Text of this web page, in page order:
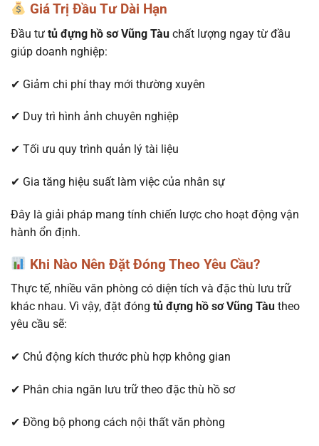
Giá Trị Đầu Tư Dài Hạn
Đầu tư tủ đựng hồ sơ Vũng Tàu chất lượng ngay từ đầu
giúp doanh nghiệp:
✔ Giảm chi phí thay mới thường xuyên
✔ Duy trì hình ảnh chuyên nghiệp
✔ Tối ưu quy trình quản lý tài liệu
✔ Gia tăng hiệu suất làm việc của nhân sự
Đây là giải pháp mang tính chiến lược cho hoạt động vận
hành ổn định.
Khi Nào Nên Đặt Đóng Theo Yêu Cầu?
Thực tế, nhiều văn phòng có diện tích và đặc thù lưu trữ
khác nhau. Vì vậy, đặt đóng tủ đựng hồ sơ Vũng Tàu theo
yêu cầu sẽ:
✔ Chủ động kích thước phù hợp không gian
✔ Phân chia ngăn lưu trữ theo đặc thù hồ sơ
✔ Đồng bộ phong cách nội thất văn phòng